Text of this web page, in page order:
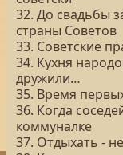
32. До свадьбы
страны Советов
33. Советские
34. Кухня
дружили…
35. Время
36. Когда
коммуналке
37. Отдыхать -